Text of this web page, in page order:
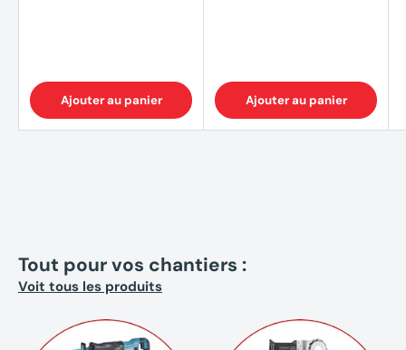
Ajouter au panier Ajouter au panier
Tout pour vos chantiers :
Voit tous les produits